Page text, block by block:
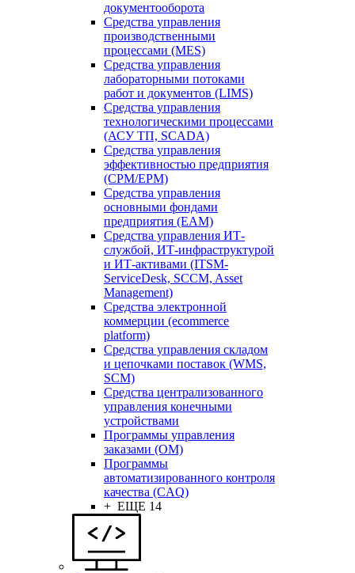
документооборота
Средства управления
производственными
процессами (MES)
Средства управления
лабораторными потоками
работ и документов (LIMS)
Средства управления
технологическими процессами
(АСУ ТП, SCADA)
Средства управления
эффективностью предприятия
(CPM/EPM)
Средства управления
основными фондами
предприятия (EAM)
Средства управления ИТ-
службой, ИТ-инфраструктурой
и ИТ-активами (ITSM-
ServiceDesk, SCCM, Asset
Management)
Средства электронной
коммерции (ecommerce
platform)
Средства управления складом
и цепочками поставок (WMS,
SCM)
Средства централизованного
управления конечными
устройствами
Программы управления
заказами (OM)
Программы
автоматизированного контроля
качества (CAQ)
+ ЕЩЕ 14